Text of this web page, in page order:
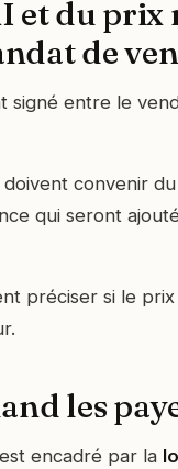
et du prix
de
signé entre le
convenir
qui seront
préciser si le
les
encadré par la